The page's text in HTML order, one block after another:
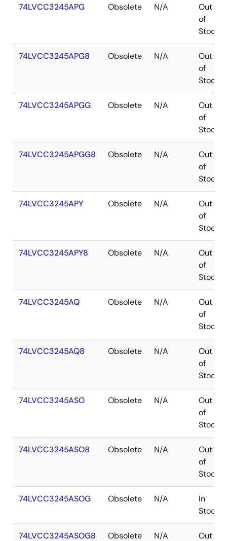
74LVCC3245APG Obsolete N/A
Out
of
Stock
74LVCC3245APG8 Obsolete N/A
Out
of
Stock
74LVCC3245APGG Obsolete N/A
Out
of
Stock
74LVCC3245APGG8 Obsolete N/A
Out
of
Stock
74LVCC3245APY Obsolete N/A
Out
of
Stock
74LVCC3245APY8 Obsolete N/A
Out
of
Stock
74LVCC3245AQ Obsolete N/A
Out
of
Stock
74LVCC3245AQ8 Obsolete N/A
Out
of
Stock
74LVCC3245ASO Obsolete N/A
Out
of
Stock
74LVCC3245ASO8 Obsolete N/A
Out
of
Stock
74LVCC3245ASOG Obsolete N/A
In
Stock
74LVCC3245ASOG8 Obsolete N/A Out